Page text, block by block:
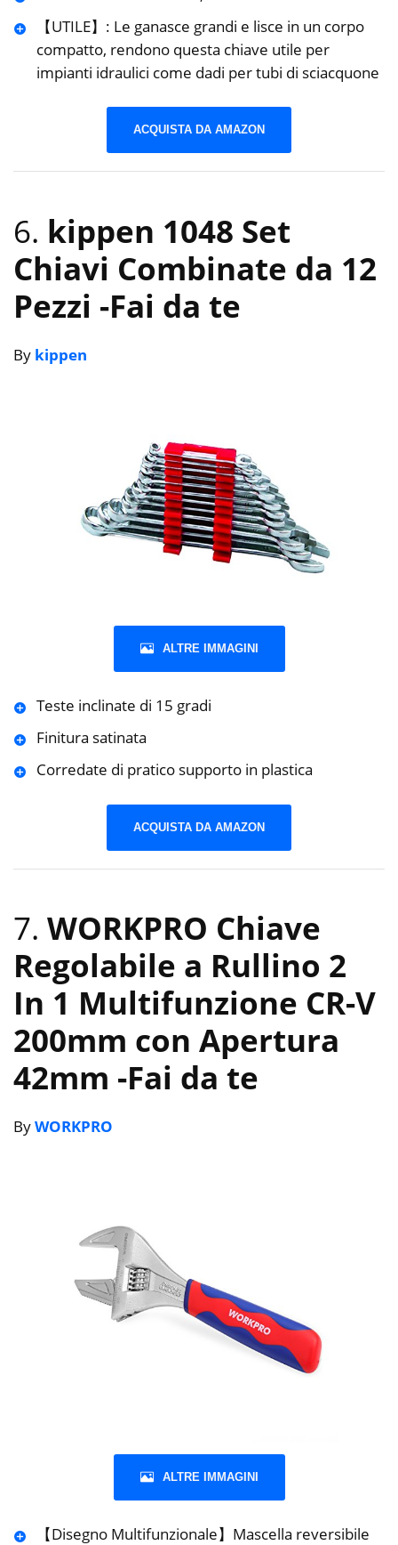
【UTILE】: Le ganasce grandi e lisce in un corpo
compatto, rendono questa chiave utile per
impianti idraulici come dadi per tubi di sciacquone
ACQUISTA DA AMAZON
6. kippen 1048 Set
Chiavi Combinate da 12
Pezzi -Fai da te
By kippen
ALTRE IMMAGINI
Teste inclinate di 15 gradi
Finitura satinata
Corredate di pratico supporto in plastica
ACQUISTA DA AMAZON
7. WORKPRO Chiave
Regolabile a Rullino 2
In 1 Multifunzione CR-V
200mm con Apertura
42mm -Fai da te
ByWORKPRO
ALTRE IMMAGINI
【Disegno Multifunzionale】Mascella reversibile